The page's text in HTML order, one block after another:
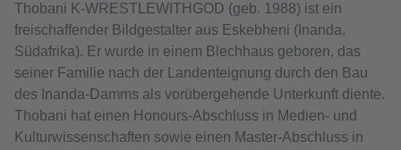
Thobani K-WRESTLEWITHGOD (geb. 1988) ist ein
freischaffender Bildgestalter aus Eskebheni (Inanda,
Südafrika). Er wurde in einem Blechhaus geboren, das
seiner Familie nach der Landenteignung durch den Bau
des Inanda-Damms als vorübergehende Unterkunft diente.
Thobani hat einen Honours-Abschluss in Medien- und
Kulturwissenschaften sowie einen Master-Abschluss in